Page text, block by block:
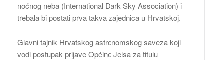
noćnog neba (International Dark Sky Association) i
trebala bi postati prva takva zajednica u Hrvatskoj.
Glavni tajnik Hrvatskog astronomskog saveza koji
vodi postupak prijave Općine Jelsa za titulu